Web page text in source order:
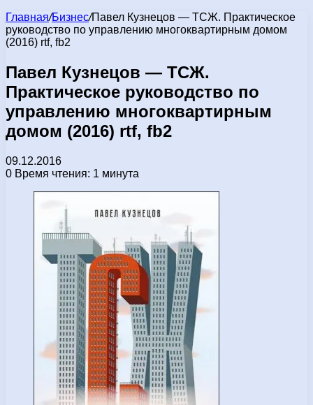
Главная/Бизнес/Павел Кузнецов — ТСЖ. Практическое
руководство по управлению многоквартирным домом
(2016) rtf, fb2
Павел Кузнецов — ТСЖ.
Практическое руководство по
управлению многоквартирным
домом (2016) rtf, fb2
09.12.2016
0 Время чтения: 1 минута